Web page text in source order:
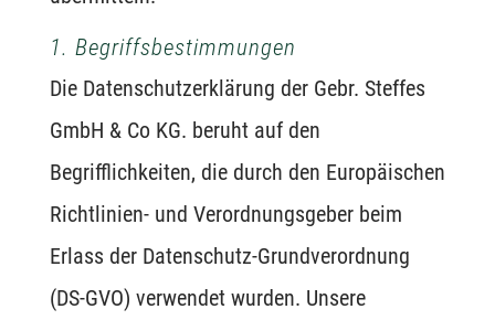
1. Begriffsbestimmungen
Die Datenschutzerklärung der Gebr. Steffes
GmbH & Co KG. beruht auf den
Begrifflichkeiten, die durch den Europäischen
Richtlinien- und Verordnungsgeber beim
Erlass der Datenschutz-Grundverordnung
(DS-GVO) verwendet wurden. Unsere